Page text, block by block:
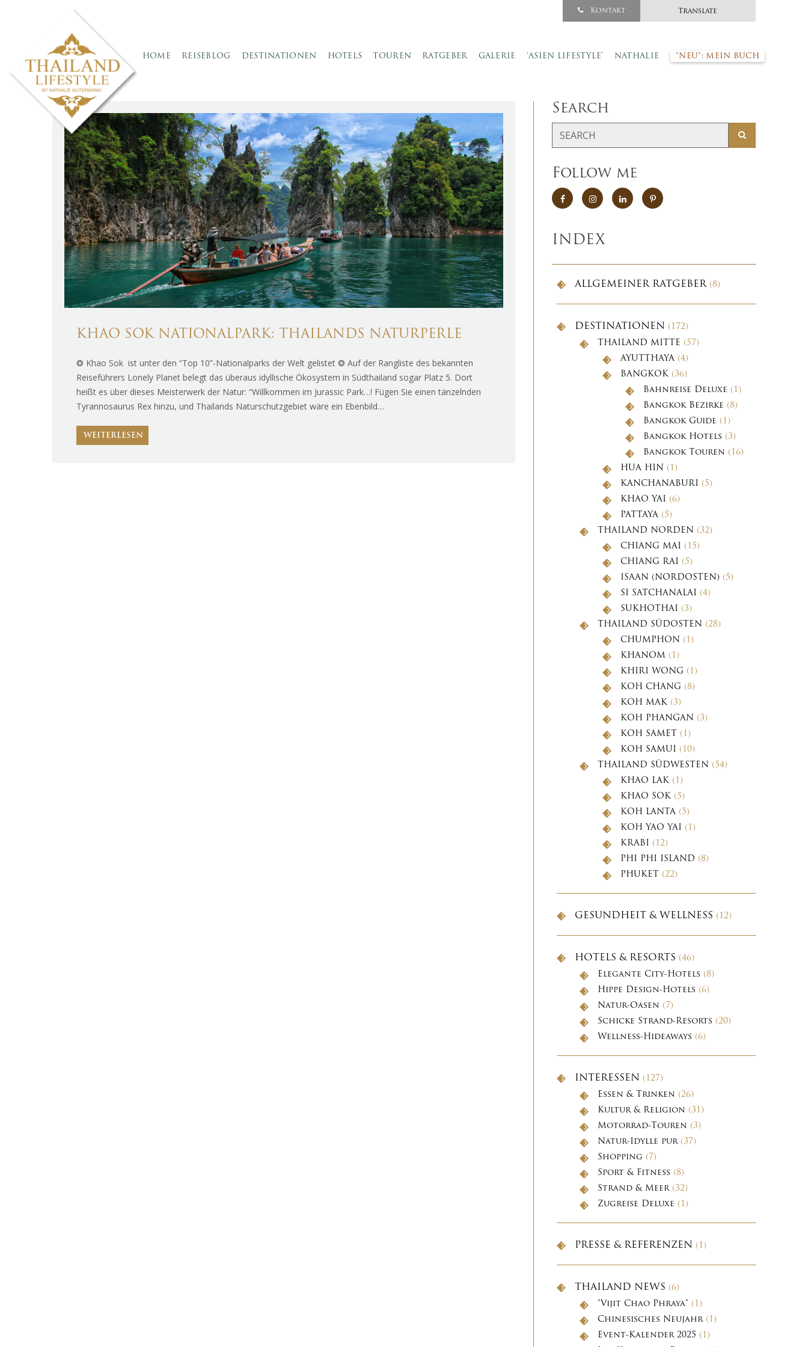
Kontakt Translate
HOME REISEBLOG DESTINATIONEN HOTELS TOUREN RATGEBER GALERIE ‘ASIEN LIFESTYLE’ NATHALIE *NEU*: MEIN BUCH
KHAO SOK NATIONALPARK: THAILANDS NATURPERLE
❂ Khao Sok ist unter den “Top 10”-Nationalparks der Welt gelistet ❂ Auf der Rangliste des bekannten
Reiseführers Lonely Planet belegt das überaus idyllische Ökosystem in Südthailand sogar Platz 5. Dort
heißt es über dieses Meisterwerk der Natur: “Willkommen im Jurassic Park…! Fügen Sie einen tänzelnden
Tyrannosaurus Rex hinzu, und Thailands Naturschutzgebiet wäre ein Ebenbild…
WEITERLESEN
Search
Follow me
INDEX
ALLGEMEINER RATGEBER(8)
DESTINATIONEN (172)
THAILAND MITTE (57)
AYUTTHAYA (4)
BANGKOK(36)
Bahnreise Deluxe (1)
Bangkok Bezirke (8)
Bangkok Guide (1)
Bangkok Hotels (3)
Bangkok Touren (16)
HUA HIN (1)
KANCHANABURI (5)
KHAO YAI (6)
PATTAYA (5)
THAILAND NORDEN (32)
CHIANG MAI (15)
CHIANG RAI (5)
ISAAN (NORDOSTEN) (5)
SI SATCHANALAI (4)
SUKHOTHAI (3)
THAILAND SÜDOSTEN (28)
CHUMPHON (1)
KHANOM (1)
KHIRI WONG (1)
KOH CHANG (8)
KOH MAK(3)
KOH PHANGAN (3)
KOH SAMET (1)
KOH SAMUI (10)
THAILAND SÜDWESTEN (54)
KHAO LAK(1)
KHAO SOK(5)
KOH LANTA (5)
KOH YAO YAI (1)
KRABI (12)
PHI PHI ISLAND (8)
PHUKET (22)
GESUNDHEIT & WELLNESS (12)
HOTELS & RESORTS (46)
Elegante City-Hotels (8)
Hippe Design-Hotels (6)
Natur-Oasen (7)
Schicke Strand-Resorts (20)
Wellness-Hideaways (6)
INTERESSEN (127)
Essen & Trinken (26)
Kultur & Religion (31)
Motorrad-Touren (3)
Natur-Idylle pur(37)
Shopping (7)
Sport & Fitness (8)
Strand & Meer(32)
Zugreise Deluxe (1)
PRESSE & REFERENZEN (1)
THAILAND NEWS (6)
"Vijit Chao Phraya" (1)
Chinesisches Neujahr(1)
Event-Kalender 2025 (1)